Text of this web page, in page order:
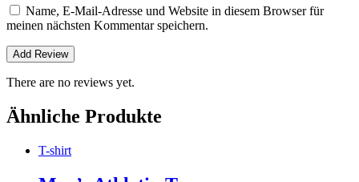
Name, E-Mail-Adresse und Website in diesem Browser für
meinen nächsten Kommentar speichern.
There are no reviews yet.
Ähnliche Produkte
T-shirt